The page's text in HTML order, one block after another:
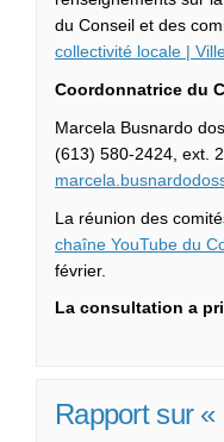
du Conseil et des
collectivité locale |
Coordonnatrice du
Marcela Busnardo
(613) 580-2424, ext.
La réunion des
chaîne YouTube du
février.
La consultation a
Rapport sur